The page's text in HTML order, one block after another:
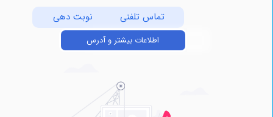
تماس تلفنی نوبت دهی
اطلاعات بیشتر و آدرس